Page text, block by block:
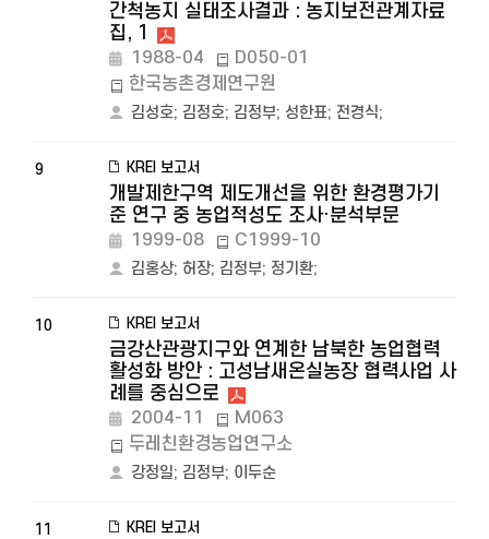
간척농지 실태조사결과 : 농지보전관계자료
집, 1
1988-04
D050-01
한국농촌경제연구원
김성호; 김정호; 김정부; 성한표; 전경식;
9 KREI 보고서
개발제한구역 제도개선을 위한 환경평가기
준 연구 중 농업적성도 조사·분석부문
1999-08 C1999-10
김홍상; 허장; 김정부; 정기환;
10 KREI 보고서
금강산관광지구와 연계한 남북한 농업협력
활성화 방안 : 고성남새온실농장 협력사업 사
례를 중심으로
2004-11
M063
두레친환경농업연구소
강정일; 김정부; 이두순
11 KREI 보고서